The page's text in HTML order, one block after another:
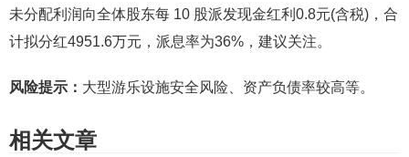
未分配利润向全体股东每 10 股派发现金红利0.8元(含税)，合
计拟分红4951.6万元，派息率为36%，建议关注。
风险提示： 大型游乐设施安全风险、资产负债率较高等。
相关文章